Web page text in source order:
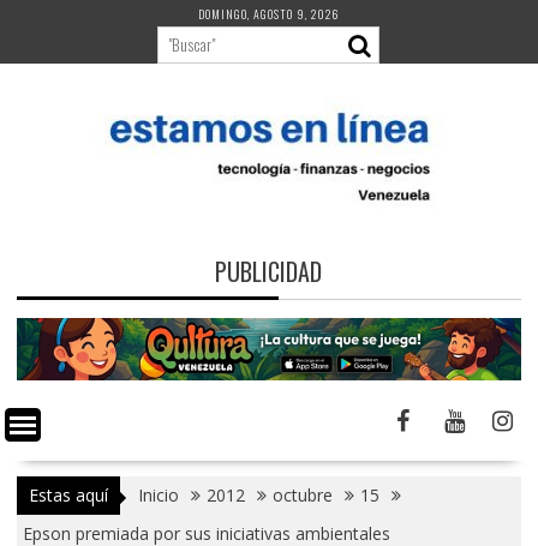
contenido
DOMINGO, AGOSTO 9, 2026
PUBLICIDAD
Estas aquí Inicio 2012 octubre
15
Epson premiada por sus iniciativas ambientales